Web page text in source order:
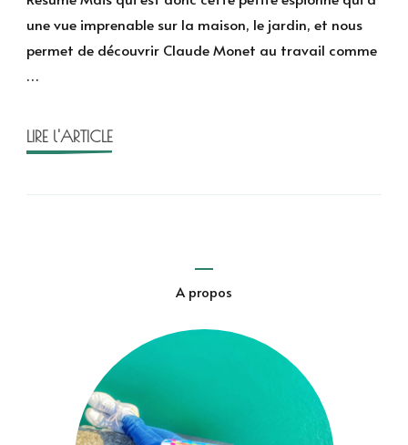
une vue imprenable sur la maison, le jardin, et nous
permet de découvrir Claude Monet au travail comme
…
LIRE l'ARTICLE
A propos